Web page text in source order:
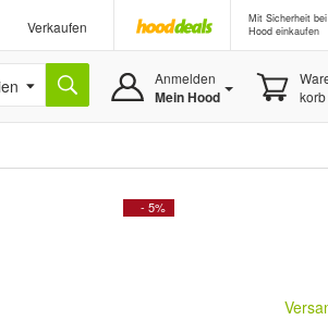
Verkaufen
Mit Sicherheit bei
Hood einkaufen
Anmelden
Mein Hood
korb
- 5%